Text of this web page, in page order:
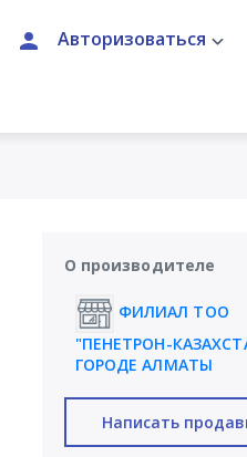
Авторизоваться
О производителе
ФИЛИАЛ ТОО
"ПЕНЕТРОН-
ГОРОДЕ АЛМАТЫ
Написать